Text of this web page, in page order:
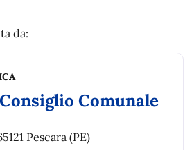
da:
Comunale
Pescara (PE)